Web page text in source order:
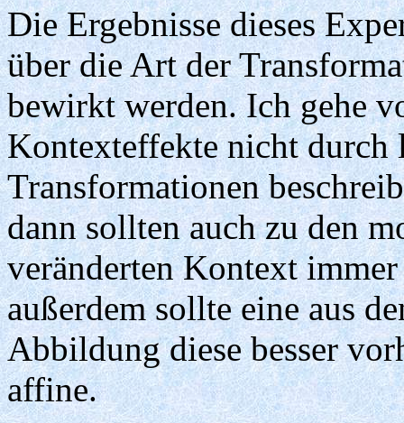
Die Ergebnisse dieses
über die Art der
bewirkt werden. Ich gehe
Kontexteffekte nicht durch
Transformationen
dann sollten auch zu den
veränderten Kontext
außerdem sollte eine aus
Abbildung diese besser
affine.